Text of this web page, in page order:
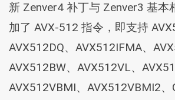
新 Zenver4 补丁与 Zenver3 基本
加了 AVX-512 指令，即支持
AVX512DQ、AVX512IFMA、
AVX512BW、AVX512VL、
AVX512VBMI、AVX512VBMI2、